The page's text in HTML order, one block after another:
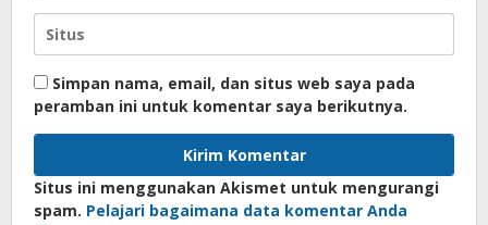
Simpan nama, email, dan situs web saya pada
peramban ini untuk komentar saya berikutnya.
Situs ini menggunakan Akismet untuk mengurangi
spam. Pelajari bagaimana data komentar Anda